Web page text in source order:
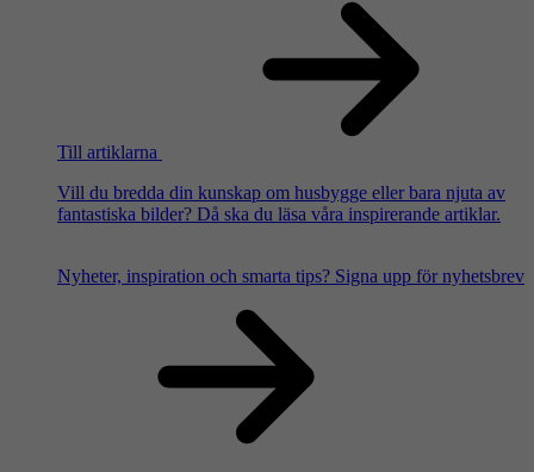
Till artiklarna
Vill du bredda din kunskap om husbygge eller bara njuta av
fantastiska bilder? Då ska du läsa våra inspirerande artiklar.
Nyheter, inspiration och smarta tips? Signa upp för nyhetsbrev